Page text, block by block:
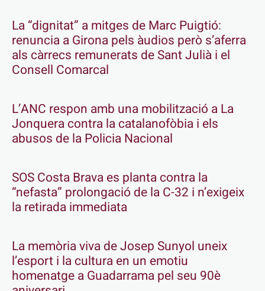
La “dignitat” a mitges de Marc Puigtió:
renuncia a Girona pels àudios però s’aferra
als càrrecs remunerats de Sant Julià i el
Consell Comarcal
L’ANC respon amb una mobilització a La
Jonquera contra la catalanofòbia i els
abusos de la Policia Nacional
SOS Costa Brava es planta contra la
“nefasta” prolongació de la C-32 i n’exigeix
la retirada immediata
La memòria viva de Josep Sunyol uneix
l’esport i la cultura en un emotiu
homenatge a Guadarrama pel seu 90è